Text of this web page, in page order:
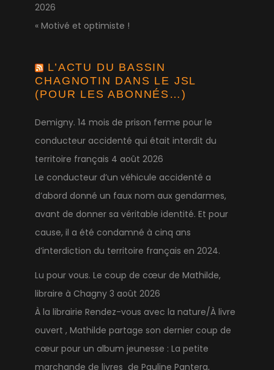
2026
« Motivé et optimiste !
L’ACTU DU BASSIN
CHAGNOTIN DANS LE JSL
(POUR LES ABONNÉS…)
Demigny. 14 mois de prison ferme pour le
conducteur accidenté qui était interdit du
territoire français 4 août 2026
Le conducteur d’un véhicule accidenté a
d’abord donné un faux nom aux gendarmes,
avant de donner sa véritable identité. Et pour
cause, il a été condamné à cinq ans
d’interdiction du territoire français en 2024.
Lu pour vous. Le coup de cœur de Mathilde,
libraire à Chagny 3 août 2026
À la librairie Rendez-vous avec la nature/À livre
ouvert , Mathilde partage son dernier coup de
cœur pour un album jeunesse : La petite
marchande de livres de Pauline Pantera,